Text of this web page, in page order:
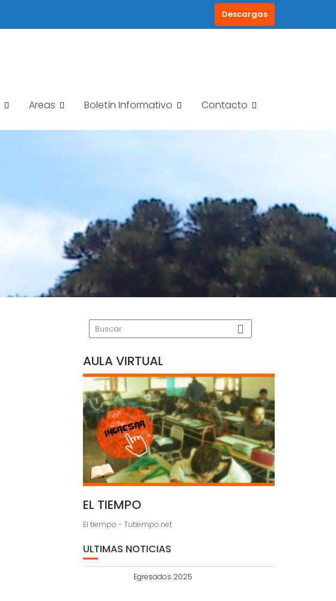
Descargas
Areas Boletín Informativo Contacto
AULA VIRTUAL
EL TIEMPO
El tiempo - Tutiempo.net
ULTIMAS NOTICIAS
Egresados 2025